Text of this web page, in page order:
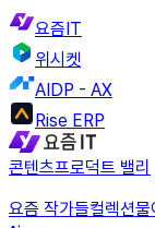
요즘IT
위시켓
AIDP - AX
Rise ERP
콘텐츠프로덕트 밸리
요즘 작가들컬렉션물